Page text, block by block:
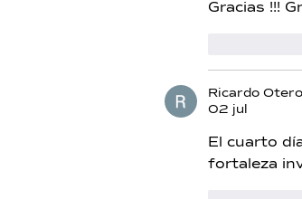
Gracias !!!
Ricardo Otero
02 jul
El cuarto
fortaleza